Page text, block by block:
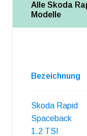
Alle Skoda
Modelle
Bezeichnung
Skoda Rapid
Spaceback
1.2 TSI